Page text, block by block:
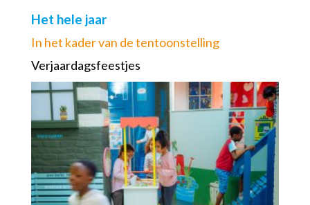
Het hele jaar
In het kader van de tentoonstelling
Verjaardagsfeestjes